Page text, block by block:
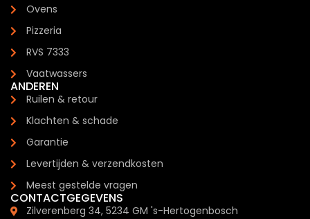
Ovens
Pizzeria
RVS 7333
Vaatwassers
ANDEREN
Ruilen & retour
Klachten & schade
Garantie
Levertijden & verzendkosten
Meest gestelde vragen
CONTACTGEGEVENS
Zilverenberg 34, 5234 GM 's-Hertogenbosch